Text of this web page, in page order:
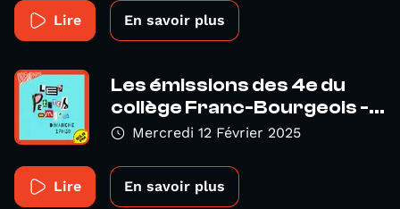
Lire En savoir plus
Les émissions des 4e du
collège Franc-Bourgeois -...
Mercredi 12 Février 2025
Lire En savoir plus